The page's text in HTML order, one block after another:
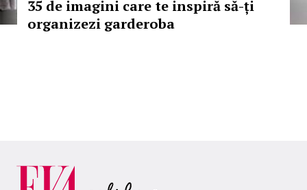
35 de imagini care te inspiră să-ți
organizezi garderoba